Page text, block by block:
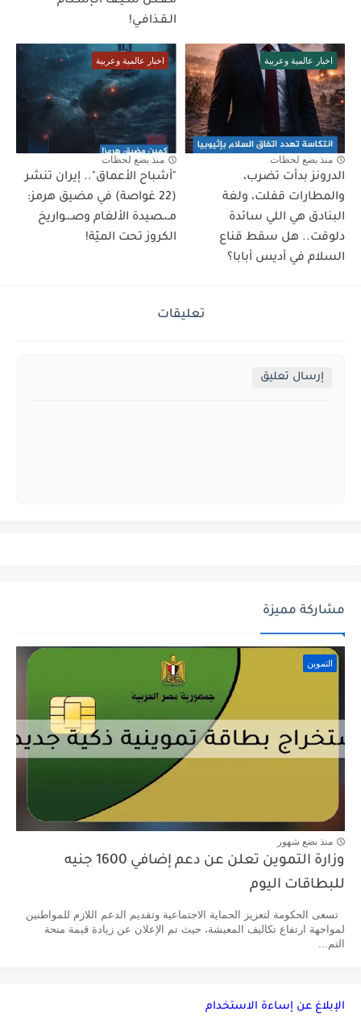
الـقـذافـي!
اخبار عالمية وعربية
منذ بضع لحظات
الدرونز بدأت تضرب،
والمطارات قفلت، ولغة
البنادق هي اللي سائدة
دلوقت.. هل سقط قناع
السلام في أديس أبابا؟
اخبار عالمية وعربية
منذ بضع لحظات
"أشباح الأعماق".. إيران تنشر
(22 غواصة) في مضيق هرمز:
مـ،ـصيدة الألغام وصـ،ـواريخ
الكروز تحت الميّة!
تعليقات
إرسال تعليق
مشاركة مميزة
التموين
منذ بضع شهور
وزارة التموين تعلن عن دعم إضافي 1600 جنيه
للبطاقات اليوم
تسعى الحكومة لتعزيز الحماية الاجتماعية وتقديم الدعم اللازم للمواطنين
لمواجهة ارتفاع تكاليف المعيشة، حيث تم الإعلان عن زيادة قيمة منحة
التم...
الإبلاغ عن إساءة الاستخدام